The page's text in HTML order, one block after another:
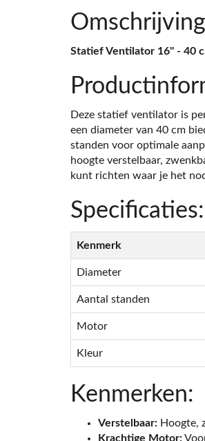
Omschrijving
Statief Ventilator 16'' - 40
Deze statief ventilator is
een diameter van 40 cm
standen voor optimale
hoogte verstelbaar,
kunt richten waar je het
Specificaties:
Kenmerk
Diameter
Aantal standen
Motor
Kleur
Kenmerken:
Verstelbaar: Hoogte,
Krachtige Motor: